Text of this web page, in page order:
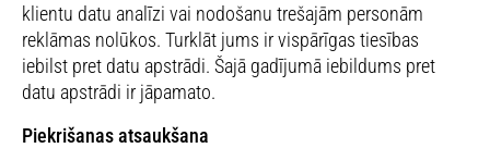
klientu datu analīzi vai nodošanu trešajām personām
reklāmas nolūkos. Turklāt jums ir vispārīgas tiesības
iebilst pret datu apstrādi. Šajā gadījumā iebildums pret
datu apstrādi ir jāpamato.
Piekrišanas atsaukšana